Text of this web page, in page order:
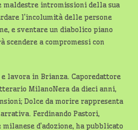
intromissioni della sua
l’incolumità delle persone
e sventare un diabolico piano
scendere a compromessi con
lavora in Brianza. Caporedattore
MilanoNera da dieci anni,
Dolce da morire rappresenta
Ferdinando Pastori,
d’adozione, ha pubblicato